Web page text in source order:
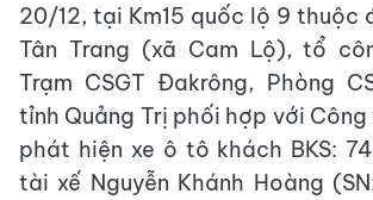
20/12, tại Km15 quốc lộ 9 thuộc
Tân Trang (xã Cam Lộ), tổ
Trạm CSGT Đakrông, Phòng
tỉnh Quảng Trị phối hợp với Công
phát hiện xe ô tô khách BKS:
tài xế Nguyễn Khánh Hoàng